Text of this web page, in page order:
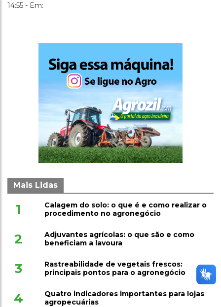
14:55 - Em:
Mais Lidas
1
Calagem do solo: o que é e como realizar o
procedimento no agronegócio
2
Adjuvantes agrícolas: o que são e como
beneficiam a lavoura
3
Rastreabilidade de vegetais frescos:
principais pontos para o agronegócio
4
Quatro indicadores importantes para lojas
agropecuárias